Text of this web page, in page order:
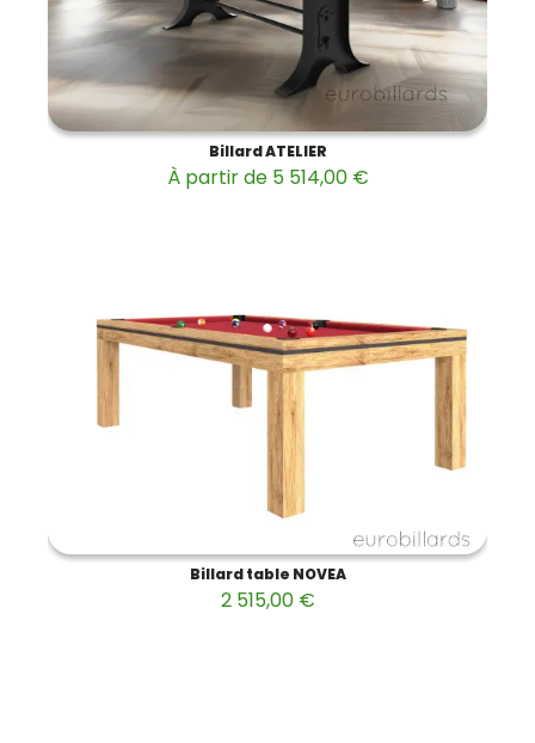
Billard ATELIER
À partir de 5 514,00 €
Billard table NOVEA
2 515,00 €